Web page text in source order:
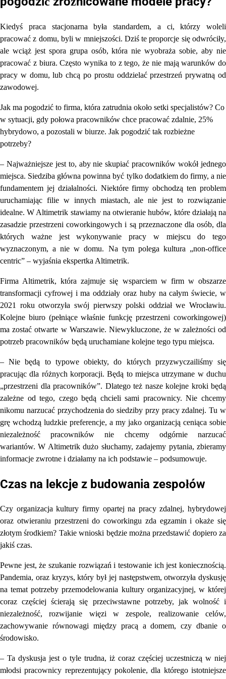
Kiedyś praca stacjonarna była standardem, a ci, którzy woleli
pracować z domu, byli w mniejszości. Dziś te proporcje się odwróciły,
ale wciąż jest spora grupa osób, która nie wyobraża sobie, aby nie
pracować z biura. Często wynika to z tego, że nie mają warunków do
pracy w domu, lub chcą po prostu oddzielać przestrzeń prywatną od
zawodowej.
Jak ma pogodzić to firma, która zatrudnia około setki specjalistów? Co
w sytuacji, gdy połowa pracowników chce pracować zdalnie, 25%
hybrydowo, a pozostali w biurze. Jak pogodzić tak rozbieżne
potrzeby?
– Najważniejsze jest to, aby nie skupiać pracowników wokół jednego
miejsca. Siedziba główna powinna być tylko dodatkiem do firmy, a nie
fundamentem jej działalności. Niektóre firmy obchodzą ten problem
uruchamiając filie w innych miastach, ale nie jest to rozwiązanie
idealne. W Altimetrik stawiamy na otwieranie hubów, które działają na
zasadzie przestrzeni coworkingowych i są przeznaczone dla osób, dla
których ważne jest wykonywanie pracy w miejscu do tego
wyznaczonym, a nie w domu. Na tym polega kultura „non-office
centric” – wyjaśnia ekspertka Altimetrik.
Firma Altimetrik, która zajmuje się wsparciem w firm w obszarze
transformacji cyfrowej i ma oddziały oraz huby na całym świecie, w
2021 roku otworzyła swój pierwszy polski oddział we Wrocławiu.
Kolejne biuro (pełniące właśnie funkcję przestrzeni coworkingowej)
ma zostać otwarte w Warszawie. Niewykluczone, że w zależności od
potrzeb pracowników będą uruchamiane kolejne tego typu miejsca.
– Nie będą to typowe obiekty, do których przyzwyczailiśmy się
pracując dla różnych korporacji. Będą to miejsca utrzymane w duchu
„przestrzeni dla pracowników”. Dlatego też nasze kolejne kroki będą
zależne od tego, czego będą chcieli sami pracownicy. Nie chcemy
nikomu narzucać przychodzenia do siedziby przy pracy zdalnej. Tu w
grę wchodzą ludzkie preferencje, a my jako organizacją ceniąca sobie
niezależność pracowników nie chcemy odgórnie narzucać
wariantów. W Altimetrik dużo słuchamy, zadajemy pytania, zbieramy
informacje zwrotne i działamy na ich podstawie – podsumowuje.
Czas na lekcje z budowania zespołów
Czy organizacja kultury firmy opartej na pracy zdalnej, hybrydowej
oraz otwieraniu przestrzeni do coworkingu zda egzamin i okaże się
złotym środkiem? Takie wnioski będzie można przedstawić dopiero za
jakiś czas.
Pewne jest, że szukanie rozwiązań i testowanie ich jest koniecznością.
Pandemia, oraz kryzys, który był jej następstwem, otworzyła dyskusję
na temat potrzeby przemodelowania kultury organizacyjnej, w której
coraz częściej ścierają się przeciwstawne potrzeby, jak wolność i
niezależność, rozwijanie więzi w zespole, realizowanie celów,
zachowywanie równowagi między pracą a domem, czy dbanie o
środowisko.
– Ta dyskusja jest o tyle trudna, iż coraz częściej uczestniczą w niej
młodsi pracownicy reprezentujący pokolenie, dla którego istotniejsze